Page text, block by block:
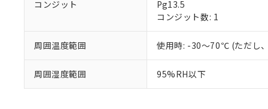
コンジット
Pg13.5
コンジット数: 1
周囲温度範囲 使用時: -30～70℃ (ただし、
周囲湿度範囲 95%RH以下
対応済み：EU